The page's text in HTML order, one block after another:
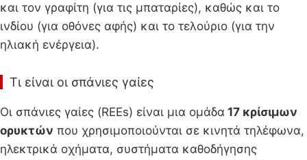
και τον γραφίτη (για τις μπαταρίες), καθώς και το
ινδίου (για οθόνες αφής) και το τελούριο (για την
ηλιακή ενέργεια).
Τι είναι οι σπάνιες γαίες
Οι σπάνιες γαίες (REEs) είναι μια ομάδα 17 κρίσιμων
ορυκτών που χρησιμοποιούνται σε κινητά τηλέφωνα,
ηλεκτρικά οχήματα, συστήματα καθοδήγησης